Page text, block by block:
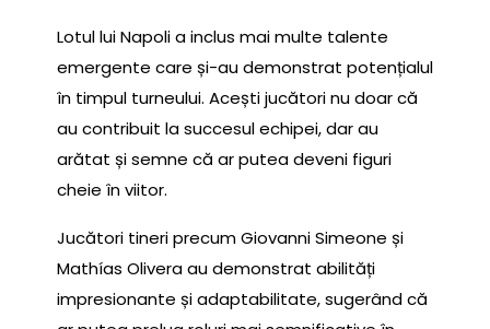
Lotul lui Napoli a inclus mai multe talente
emergente care și-au demonstrat potențialul
în timpul turneului. Acești jucători nu doar că
au contribuit la succesul echipei, dar au
arătat și semne că ar putea deveni figuri
cheie în viitor.
Jucători tineri precum Giovanni Simeone și
Mathías Olivera au demonstrat abilități
impresionante și adaptabilitate, sugerând că